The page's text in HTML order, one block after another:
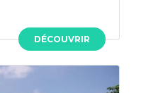
DÉCOUVRIR